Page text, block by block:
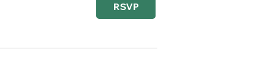
RSVP